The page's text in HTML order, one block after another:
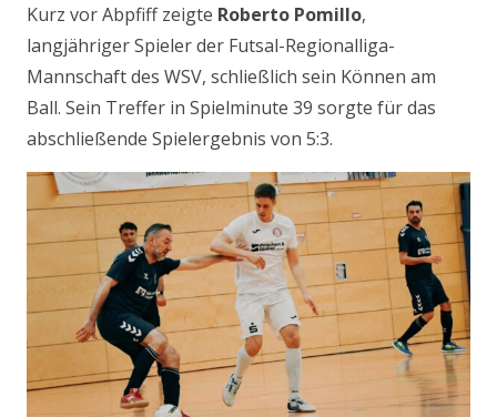
Kurz vor Abpfiff zeigte Roberto Pomillo,
langjähriger Spieler der Futsal-Regionalliga-
Mannschaft des WSV, schließlich sein Können am
Ball. Sein Treffer in Spielminute 39 sorgte für das
abschließende Spielergebnis von 5:3.